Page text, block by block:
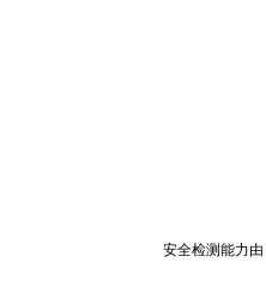
安全检测能力由